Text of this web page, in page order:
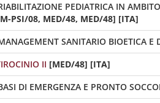
PEDIATRICA IN
PSI/08, MED/48, MED/48] [ITA]
SANITARIO BIOETICA E
II [MED/48] [ITA]
DI EMERGENZA E PRONTO